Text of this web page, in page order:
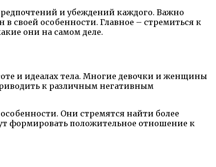
и убеждений каждого. Важно
своей особенности. Главное – стремиться к
они на самом деле.
и идеалах тела. Многие девочки и женщины
к различным негативным
Они стремятся найти более
формировать положительное отношение к